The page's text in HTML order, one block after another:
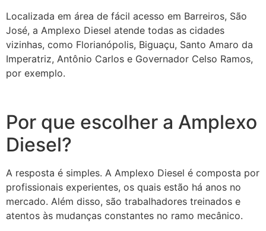
Localizada em área de fácil acesso em Barreiros, São
José, a Amplexo Diesel atende todas as cidades
vizinhas, como Florianópolis, Biguaçu, Santo Amaro da
Imperatriz, Antônio Carlos e Governador Celso Ramos,
por exemplo.
Por que escolher a Amplexo
Diesel?
A resposta é simples. A Amplexo Diesel é composta por
profissionais experientes, os quais estão há anos no
mercado. Além disso, são trabalhadores treinados e
atentos às mudanças constantes no ramo mecânico.